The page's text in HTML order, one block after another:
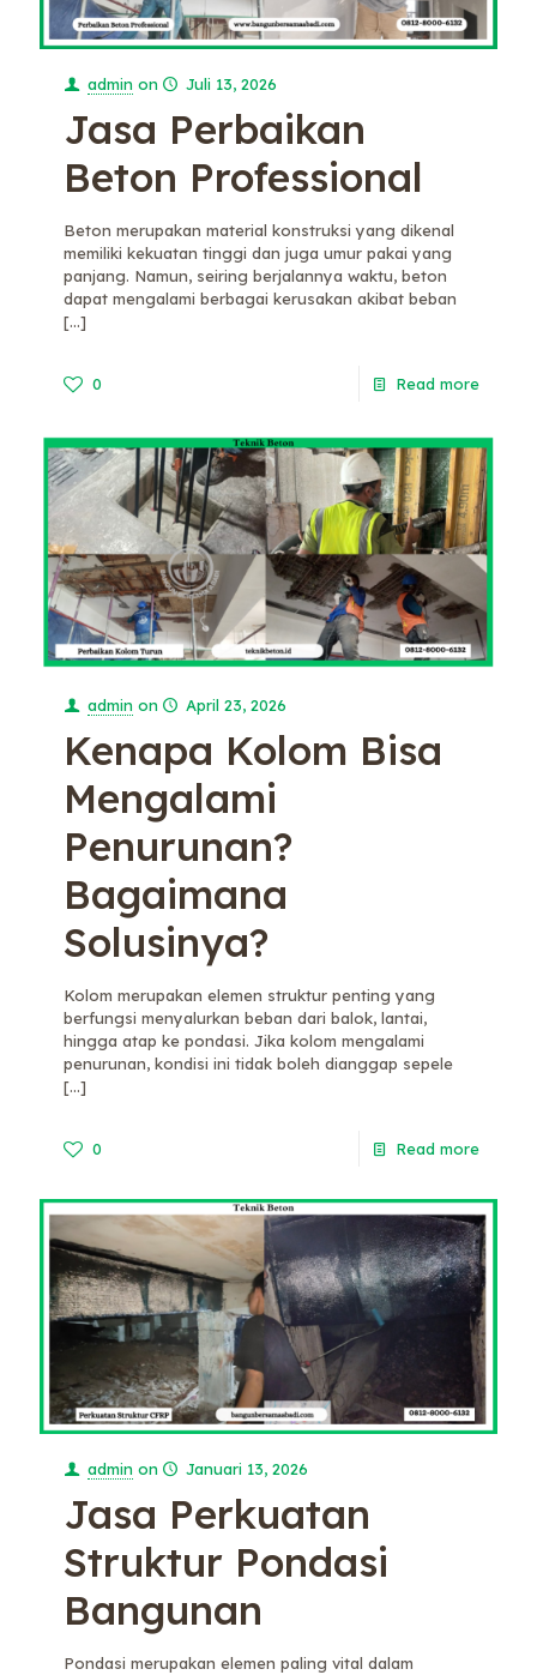
admin on Juli 13, 2026
Jasa Perbaikan
Beton Professional
Beton merupakan material konstruksi yang dikenal
memiliki kekuatan tinggi dan juga umur pakai yang
panjang. Namun, seiring berjalannya waktu, beton
dapat mengalami berbagai kerusakan akibat beban
[…]
0 Read more
admin on April 23, 2026
Kenapa Kolom Bisa
Mengalami
Penurunan?
Bagaimana
Solusinya?
Kolom merupakan elemen struktur penting yang
berfungsi menyalurkan beban dari balok, lantai,
hingga atap ke pondasi. Jika kolom mengalami
penurunan, kondisi ini tidak boleh dianggap sepele
[…]
0 Read more
admin on Januari 13, 2026
Jasa Perkuatan
Struktur Pondasi
Bangunan
Pondasi merupakan elemen paling vital dalam